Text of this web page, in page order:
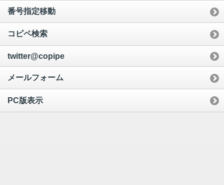
番号指定移動
コピペ検索
twitter@copipe
メールフォーム
PC版表示